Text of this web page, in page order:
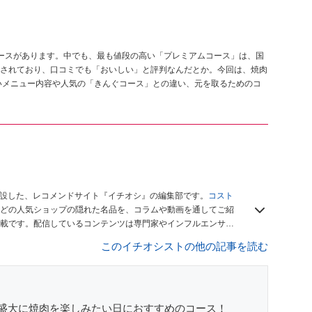
があります。中でも、最も値段の高い「プレミアムコース」は、国
れており、口コミでも「おいしい」と評判なんだとか。今回は、焼肉
ニュー内容や人気の「きんぐコース」との違い、元を取るためのコ
た、レコメンドサイト『イチオシ』の編集部です。
コスト
の人気ショップの隠れた名品を、コラムや動画を通してご紹
です。配信しているコンテンツは専門家やインフルエンサー
このイチオシストの他の記事を読む
に焼肉を楽しみたい日におすすめのコース！